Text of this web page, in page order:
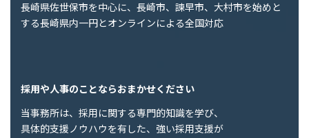
長崎県佐世保市を中心に、長崎市、諫早市、大村市を始めと
する長崎県内一円とオンラインによる全国対応
採用や人事のことならおまかせください
当事務所は、採用に関する専門的知識を学び、
具体的支援ノウハウを有した、強い採用支援が